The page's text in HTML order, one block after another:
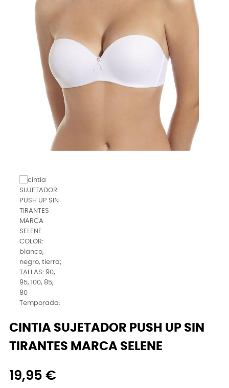
CINTIA SUJETADOR PUSH UP SIN
TIRANTES MARCA SELENE
19,95 €